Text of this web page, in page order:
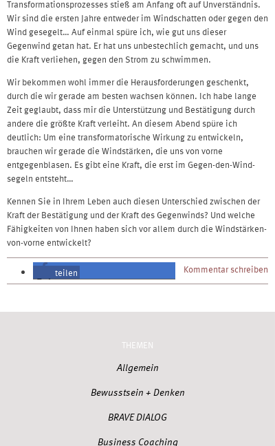
Transformationsprozesses stieß am Anfang oft auf Unverständnis.
Wir sind die ersten Jahre entweder im Windschatten oder gegen den
Wind gesegelt… Auf einmal spüre ich, wie gut uns dieser
Gegenwind getan hat. Er hat uns unbestechlich gemacht, und uns
die Kraft verliehen, gegen den Strom zu schwimmen.
Wir bekommen wohl immer die Herausforderungen geschenkt,
durch die wir gerade am besten wachsen können. Ich habe lange
Zeit geglaubt, dass mir die Unterstützung und Bestätigung durch
andere die größte Kraft verleiht. An diesem Abend spüre ich
deutlich: Um eine transformatorische Wirkung zu entwickeln,
brauchen wir gerade die Windstärken, die uns von vorne
entgegenblasen. Es gibt eine Kraft, die erst im Gegen-den-Wind-
segeln entsteht…
Kennen Sie in Ihrem Leben auch diesen Unterschied zwischen der
Kraft der Bestätigung und der Kraft des Gegenwinds? Und welche
Fähigkeiten von Ihnen haben sich vor allem durch die Windstärken-
von-vorne entwickelt?
teilen
teilen
Kommentar schreiben
THEMEN
Allgemein
Bewusstsein + Denken
BRAVE DIALOG
Business Coaching